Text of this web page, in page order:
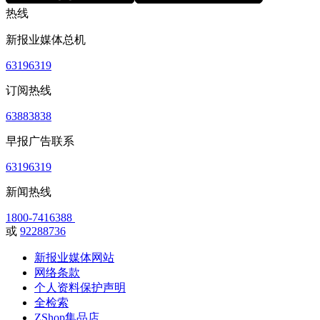
热线
新报业媒体总机
63196319
订阅热线
63883838
早报广告联系
63196319
新闻热线
1800-7416388
或 92288736
新报业媒体网站
网络条款
个人资料保护声明
全检索
ZShop集品店